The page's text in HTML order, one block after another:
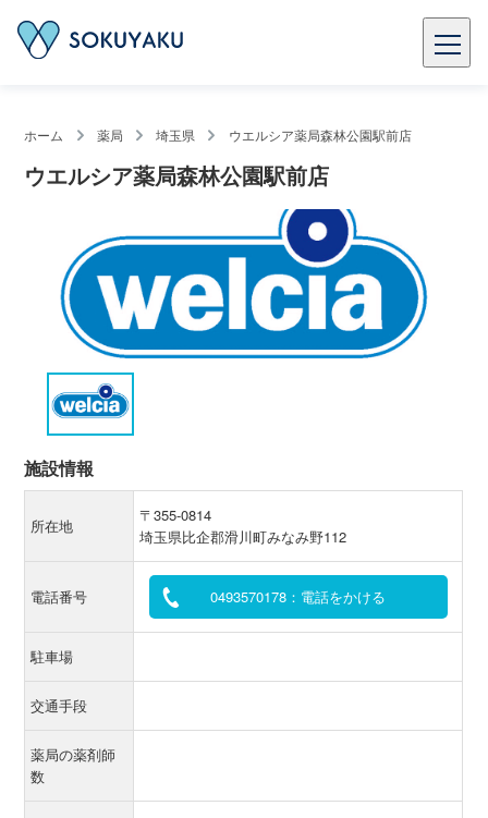
ホーム 薬局 埼玉県 ウエルシア薬局森林公園駅前店
ウエルシア薬局森林公園駅前店
施設情報
所在地
〒355-0814
埼玉県比企郡滑川町みなみ野112
電話番号 0493570178：電話をかける
駐車場
交通手段
薬局の薬剤師
数